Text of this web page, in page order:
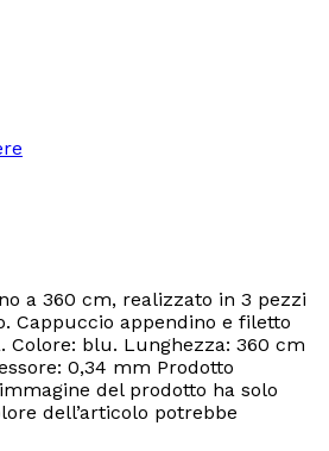
a 360 cm, realizzato in 3 pezzi
Cappuccio appendino e filetto
Colore: blu. Lunghezza: 360 cm
0,34 mm Prodotto
del prodotto ha solo
dell’articolo potrebbe